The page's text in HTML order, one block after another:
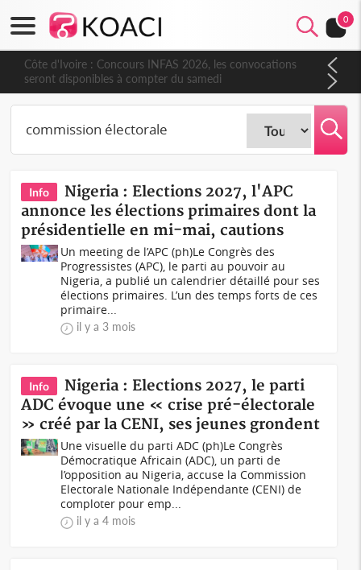
0
Côte d'Ivoire : Concours INFAS 2026, les convocations
seront disponibles à compter du samedi
Info
Nigeria : Elections 2027, l'APC
annonce les élections primaires dont la
présidentielle en mi-mai, cautions
Un meeting de l’APC (ph)Le Congrès des
Progressistes (APC), le parti au pouvoir au
Nigeria, a publié un calendrier détaillé pour ses
élections primaires. L’un des temps forts de ces
primaire...
il y a 3 mois
Info
Nigeria : Elections 2027, le parti
ADC évoque une « crise pré-électorale
» créé par la CENI, ses jeunes grondent
Une visuelle du parti ADC (ph)Le Congrès
Démocratique Africain (ADC), un parti de
l’opposition au Nigeria, accuse la Commission
Electorale Nationale Indépendante (CENI) de
comploter pour emp...
il y a 4 mois